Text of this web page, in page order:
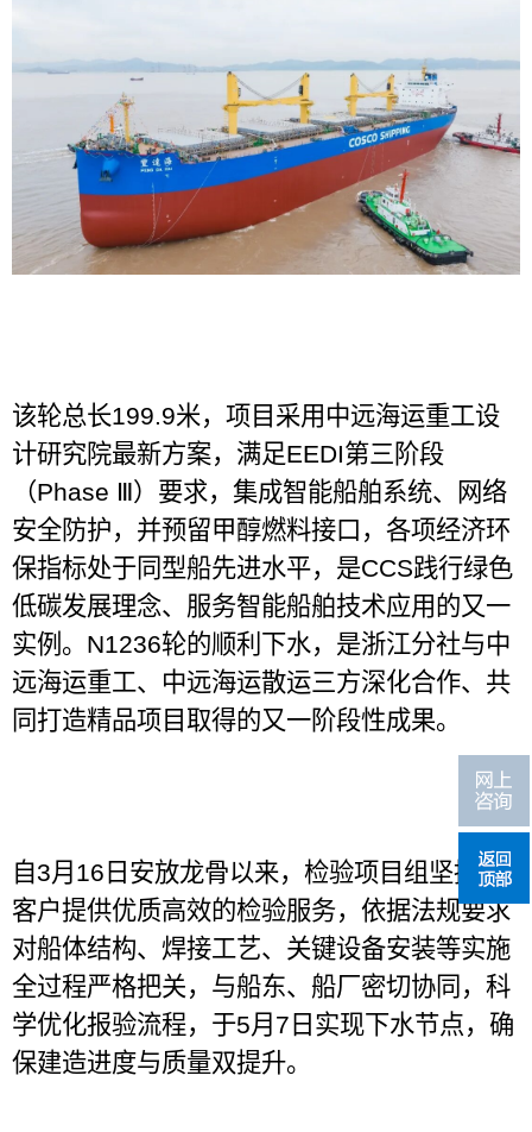
该轮总长199.9米，项目采用中远海运重工设
计研究院最新方案，满足EEDI第三阶段
（Phase Ⅲ）要求，集成智能船舶系统、网络
安全防护，并预留甲醇燃料接口，各项经济环
保指标处于同型船先进水平，是CCS践行绿色
低碳发展理念、服务智能船舶技术应用的又一
实例。 N1236轮的顺利下水，是浙江分社与中
远海运重工、中远海运散运三方深化合作、共
同打造精品项目取得的又一阶段性成果。
自3月 16 日安放龙骨以来，检验项目组坚持为
客户提供优质高效的检验服务，依据法规要求
对船体结构、焊接工艺、关键设备安装等实施
全过程严格把关，与船东、船厂密切协同，科
学优化报验流程，于5月 7 日实现下水节点，确
保建造进度与质量双提升。